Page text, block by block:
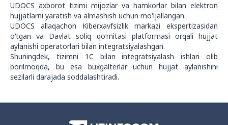
UDOCS axborot tizimi mijozlar va hamkorlar bilan elektron
hujjatlarni yaratish va almashish uchun mo'ljallangan.
UDOCS allaqachon Kiberxavfsizlik markazi ekspertizasidan
o‘tgan va Davlat soliq qo‘mitasi platformasi orqali hujjat
aylanishi operatorlari bilan integratsiyalashgan.
Shuningdek, tizimni 1C bilan integratsiyalash ishlari olib
borilmoqda, bu esa buxgalterlar uchun hujjat aylanishini
sezilarli darajada soddalashtiradi.